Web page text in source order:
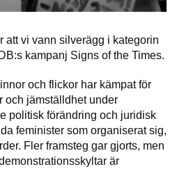
att vi vann silverägg i kategorin
kampanj Signs of the Times.
och flickor har kämpat för
och jämställdhet under
politisk förändring och juridisk
feminister som organiserat sig,
Fler framsteg gar gjorts, men
är